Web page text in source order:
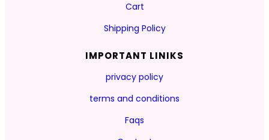
Cart
Shipping Policy
IMPORTANT LINIKS
privacy policy
terms and conditions
Faqs